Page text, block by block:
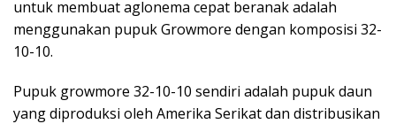
untuk membuat aglonema cepat beranak adalah
menggunakan pupuk Growmore dengan komposisi 32-
10-10.
Pupuk growmore 32-10-10 sendiri adalah pupuk daun
yang diproduksi oleh Amerika Serikat dan distribusikan